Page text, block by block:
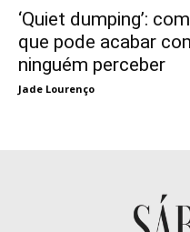
‘Quiet dumping’:
que pode acabar
ninguém perceber
Jade Lourenço